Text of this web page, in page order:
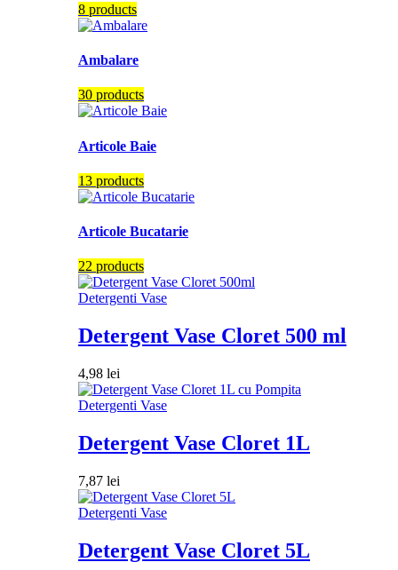
8 products
Ambalare
30 products
Articole Baie
13 products
Articole Bucatarie
22 products
Detergenti Vase
Detergent Vase Cloret 500 ml
4,98 lei
Detergenti Vase
Detergent Vase Cloret 1L
7,87 lei
Detergenti Vase
Detergent Vase Cloret 5L